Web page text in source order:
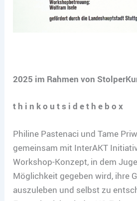
2025 im Rahmen von
t h i n k o u t s i d e t h e b o x
Philine Pastenaci und Tame
gemeinsam mit InterAKT
Workshop-Konzept, in dem
Möglichkeit gegeben wird, ihre
auszuleben und selbst zu